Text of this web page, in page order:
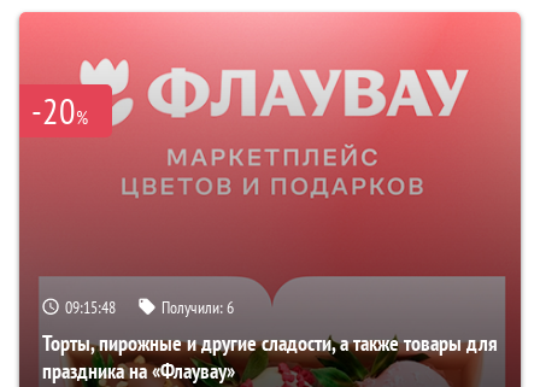
-20%
09:15:47 Получили:6
Торты, пирожные и другие сладости, а также товары для
праздника на «Флаувау»